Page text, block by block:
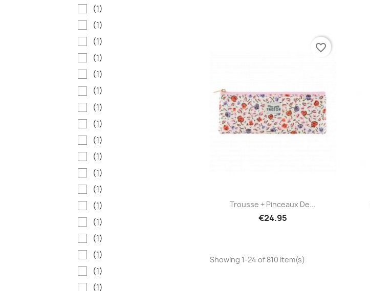
(1)
(1)
(1)
(1)
(1)
(1)
(1)
(1)
(1)
(1)
(1)
(1)
(1)
(1)
(1)
(1)
(1)
(1)
Quick view
Trousse + Pinceaux De...
€24.95
favorite_border
Showing 1-24 of 810 item(s)